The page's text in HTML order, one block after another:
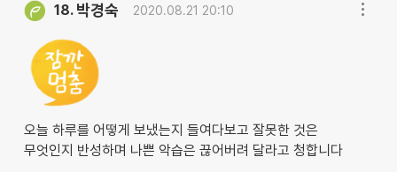
18. 박경숙 2020.08.21 20:10
오늘 하루를 어떻게 보냈는지 들여다보고 잘못한 것은
무엇인지 반성하며 나쁜 악습은 끊어버려 달라고 청합니다